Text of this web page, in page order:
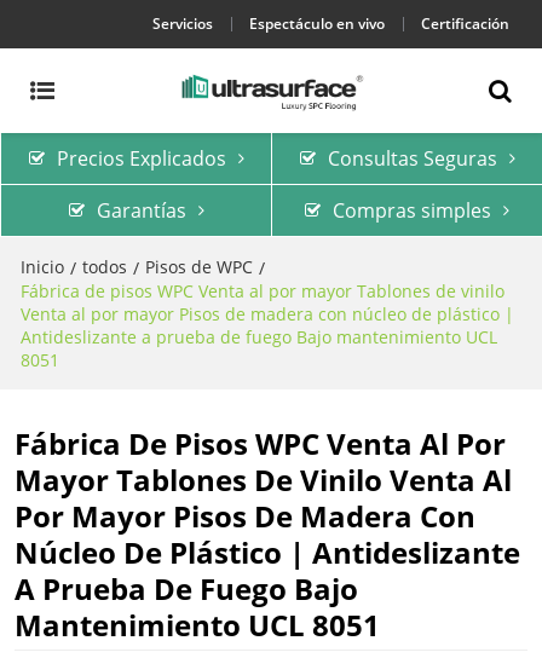
Servicios Espectáculo en vivo Certificación
Precios Explicados
Consultas Seguras
Garantías
Compras simples
Inicio / todos / Pisos de WPC /
Fábrica de pisos WPC Venta al por mayor Tablones de vinilo
Venta al por mayor Pisos de madera con núcleo de plástico |
Antideslizante a prueba de fuego Bajo mantenimiento UCL
8051
Fábrica De Pisos WPC Venta Al Por
Mayor Tablones De Vinilo Venta Al
Por Mayor Pisos De Madera Con
Núcleo De Plástico | Antideslizante
A Prueba De Fuego Bajo
Mantenimiento UCL 8051